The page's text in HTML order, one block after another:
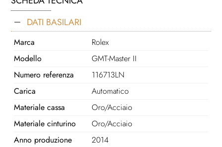
DATI BASILARI
Marca
Rolex
Modello
GMT-Master II
Numero referenza
116713LN
Carica
Automatico
Materiale cassa
Oro/Acciaio
Materiale cinturino
Oro/Acciaio
Anno produzione
2014